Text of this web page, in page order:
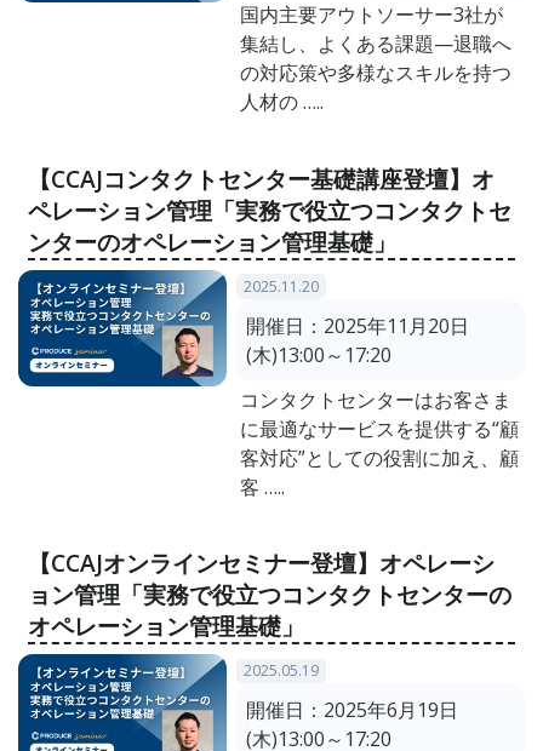
国内主要アウトソーサー3社が
集結し、よくある課題—退職へ
の対応策や多様なスキルを持つ
人材の …..
【CCAJコンタクトセンター基礎講座登壇】オ
ペレーション管理「実務で役立つコンタクトセ
ンターのオペレーション管理基礎」
2025.11.20
開催日： 2025年11月20日
(木)13:00～17:20
コンタクトセンターはお客さま
に最適なサービスを提供する“顧
客対応”としての役割に加え、顧
客 …..
【CCAJオンラインセミナー登壇】オペレーシ
ョン管理「実務で役立つコンタクトセンターの
オペレーション管理基礎」
2025.05.19
開催日： 2025年6月19日
(木)13:00～17:20